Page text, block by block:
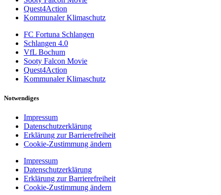
Quest4Action
Kommunaler Klimaschutz
FC Fortuna Schlangen
Schlangen 4.0
VfL Bochum
Sooty Falcon Movie
Quest4Action
Kommunaler Klimaschutz
Notwendiges
Impressum
Datenschutzerklärung
Erklärung zur Barrierefreiheit
Cookie-Zustimmung ändern
Impressum
Datenschutzerklärung
Erklärung zur Barrierefreiheit
Cookie-Zustimmung ändern